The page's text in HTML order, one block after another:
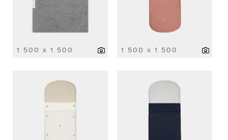
1 500 x 1 500 1 500 x 1 500